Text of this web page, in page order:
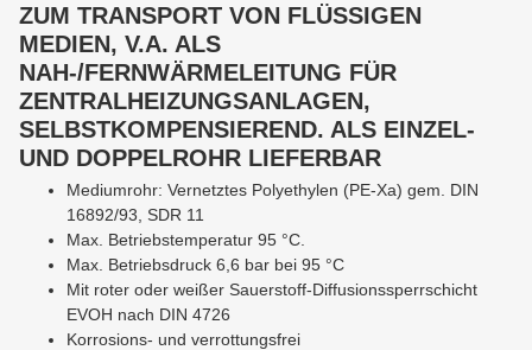
ZUM TRANSPORT VON FLÜSSIGEN
MEDIEN, V.A. ALS
NAH-/FERNWÄRMELEITUNG FÜR
ZENTRALHEIZUNGSANLAGEN,
SELBSTKOMPENSIEREND. ALS EINZEL-
UND DOPPELROHR LIEFERBAR
Mediumrohr: Vernetztes Polyethylen (PE-Xa) gem. DIN
16892/93, SDR 11
Max. Betriebstemperatur 95 °C.
Max. Betriebsdruck 6,6 bar bei 95 °C
Mit roter oder weißer Sauerstoff-Diffusionssperrschicht
EVOH nach DIN 4726
Korrosions- und verrottungsfrei